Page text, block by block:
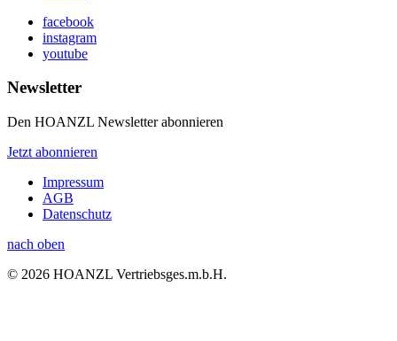
facebook
instagram
youtube
Newsletter
Den HOANZL Newsletter abonnieren
Jetzt abonnieren
Impressum
AGB
Datenschutz
nach oben
© 2026 HOANZL Vertriebsges.m.b.H.